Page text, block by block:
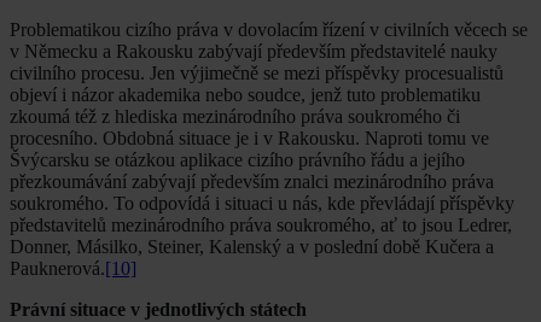
Problematikou cizího práva v dovolacím řízení v civilních věcech se
v Německu a Rakousku zabývají především představitelé nauky
civilního procesu. Jen výjimečně se mezi příspěvky procesualistů
objeví i názor akademika nebo soudce, jenž tuto problematiku
zkoumá též z hlediska mezinárodního práva soukromého či
procesního. Obdobná situace je i v Rakousku. Naproti tomu ve
Švýcarsku se otázkou aplikace cizího právního řádu a jejího
přezkoumávání zabývají především znalci mezinárodního práva
soukromého. To odpovídá i situaci u nás, kde převládají příspěvky
představitelů mezinárodního práva soukromého, ať to jsou Ledrer,
Donner, Másilko, Steiner, Kalenský a v poslední době Kučera a
Pauknerová.[10]
Právní situace v jednotlivých státech